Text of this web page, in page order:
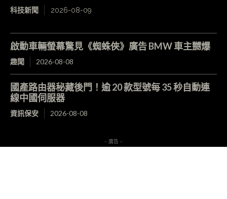
科技新聞 2026-08-09
啟動車輛螢幕驚見《蜘蛛俠》廣告 BMW 車主嬲爆
趣聞 2026-08-08
國產路由器秘藏後門！逾 20 款型號每 35 秒自動連
線中國伺服器
資訊保安 2026-08-08
- 廣告 -